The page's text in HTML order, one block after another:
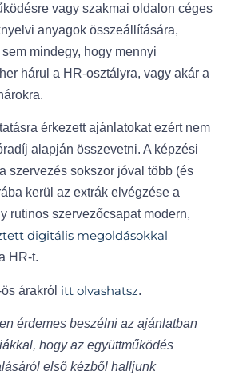
vagy szakmai oldalon céges
anyagok összeállítására,
mindegy, hogy mennyi
hárul a HR-osztályra, vagy akár a
érkezett ajánlatokat ezért nem
alapján összevetni. A képzési
szervezés sokszor jóval több (és
kerül az extrák elvégzése a
rutinos szervezőcsapat modern,
digitális megoldásokkal
HR-t.
árakról itt olvashatsz.
érdemes beszélni az ajánlatban
hogy az együttműködés
első kézből halljunk